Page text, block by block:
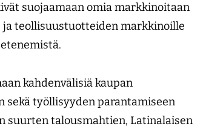
suojaamaan omia markkinoitaan
teollisuustuotteiden markkinoille
kahdenvälisiä kaupan
sekä työllisyyden parantamiseen
suurten talousmahtien, Latinalaisen